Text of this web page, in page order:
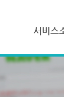
서비스